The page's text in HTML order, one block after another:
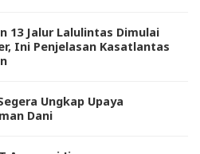
13 Jalur Lalulintas Dimulai
Ini Penjelasan Kasatlantas
Ungkap Upaya
Dani